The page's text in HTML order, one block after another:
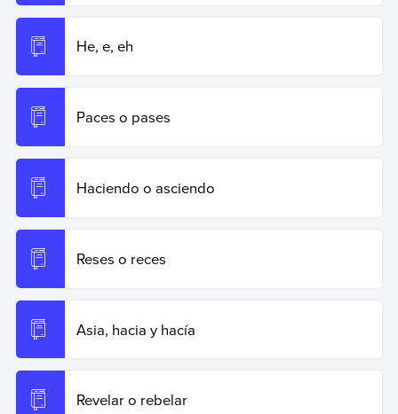
He, e, eh
Paces o pases
Haciendo o asciendo
Reses o reces
Asia, hacia y hacía
Revelar o rebelar